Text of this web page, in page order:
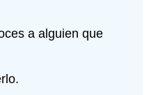
del
a alguien que